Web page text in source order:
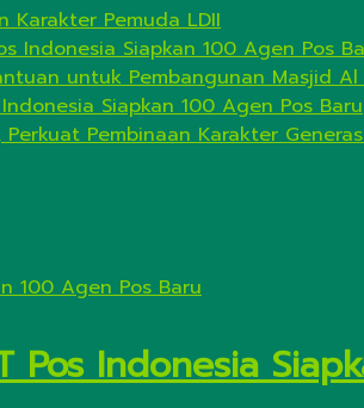
Karakter Pemuda LDII
Indonesia Siapkan 100 Agen Pos
untuk Pembangunan Masjid
Siapkan 100 Agen Pos Baru
Pembinaan Karakter
Pos Indonesia